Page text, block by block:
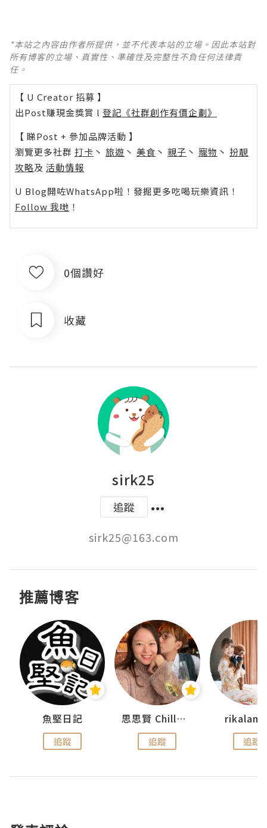
*本站之內容由作者所提供，並不代表本站的立場。因此本站對
所有博客的立場、真實性、準確性及完整性不負任何法律責
任。
【 U Creator 招募 】
出Post賺現金獎賞 l 登記《社群創作有價企劃》
【 睇Post + 參加品牌活動 】
瀏覽更多社群 打卡 丶 旅遊 丶 美食 丶 親子 丶 寵物 丶 扮靚
攻略及 活動情報
U Blog開咗WhatsApp啦！發掘更多吃喝玩樂資訊！
Follow 我哋 ！
0個讚好
收藏
sirk25
追蹤
sirk25@163.com
推薦博客
魚堅日記
追蹤
思思賢 ChillMyBabe
追蹤 追蹤